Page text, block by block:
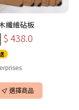
纖維砧板
$ 438.0
選擇商品